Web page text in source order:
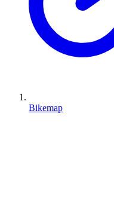
Bikemap